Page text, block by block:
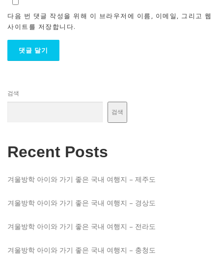
다음 번 댓글 작성을 위해 이 브라우저에 이름, 이메일, 그리고 웹
사이트를 저장합니다.
검색
검색
Recent Posts
겨울방학 아이와 가기 좋은 국내 여행지 – 제주도
겨울방학 아이와 가기 좋은 국내 여행지 – 경상도
겨울방학 아이와 가기 좋은 국내 여행지 – 전라도
겨울방학 아이와 가기 좋은 국내 여행지 – 충청도